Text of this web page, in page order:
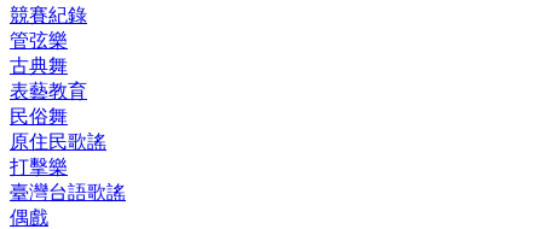
競賽紀錄
管弦樂
古典舞
表藝教育
民俗舞
原住民歌謠
打擊樂
臺灣台語歌謠
偶戲